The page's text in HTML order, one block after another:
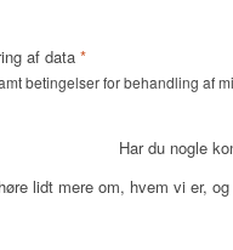
af data *
betingelser for behandling af
Har du nogle
lidt mere om, hvem vi er,